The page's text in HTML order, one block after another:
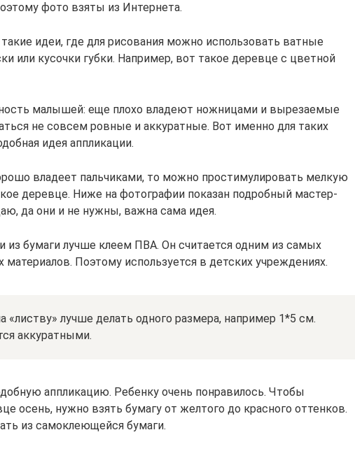
фото взяты из Интернета.
идеи, где для рисования можно использовать ватные
или кусочки губки. Например, вот такое деревце с цветной
малышей: еще плохо владеют ножницами и вырезаемые
не совсем ровные и аккуратные. Вот именно для таких
идея аппликации.
владеет пальчиками, то можно простимулировать мелкую
деревце. Ниже на фотографии показан подробный мастер-
да они и не нужны, важна сама идея.
из бумаги лучше клеем ПВА. Он считается одним из самых
Поэтому используется в детских учреждениях.
«листву» лучше делать одного размера, например 1*5 см.
аккуратными.
аппликацию. Ребенку очень понравилось. Чтобы
осень, нужно взять бумагу от желтого до красного оттенков.
из самоклеющейся бумаги.